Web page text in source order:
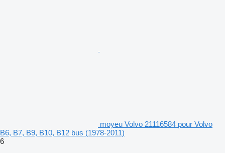
moyeu Volvo 21116584 pour Volvo
B6, B7, B9, B10, B12 bus (1978-2011)
6